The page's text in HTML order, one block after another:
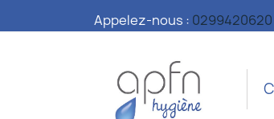
Appelez-nous : 0299420620